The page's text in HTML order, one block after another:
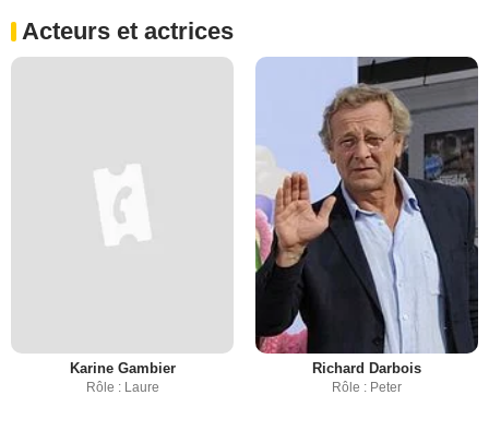
Acteurs et actrices
Karine Gambier
Rôle : Laure
Richard Darbois
Rôle : Peter